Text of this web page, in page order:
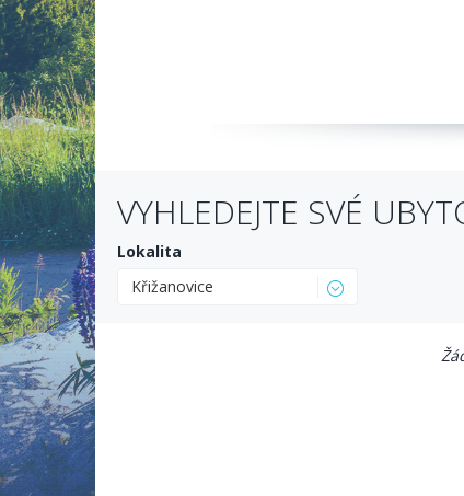
VYHLEDEJTE SVÉ
Lokalita
Křižanovice